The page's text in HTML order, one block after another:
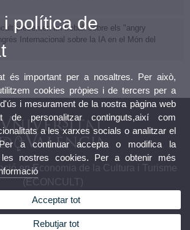
presenten un treball sobre els "angry
Internacional sobre la IA en el Món del
en Economia de la Cultura i Turisme
(ECONCULT)
política de
és important per a nosaltres. Per això,
cookies pròpies i de tercers per a
i mesurament de la nostra pàgina web
de personalitzar continguts,així com
a les xarxes socials o analitzar el
a continuar accepta o modifica la
les nostres cookies. Per a obtenir més
Acceptar tot
Rebutjar tot